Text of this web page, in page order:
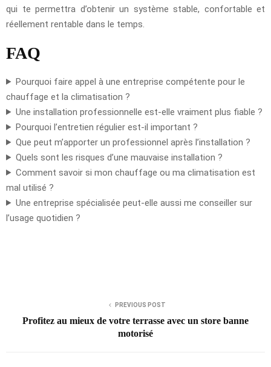
qui te permettra d’obtenir un système stable, confortable et
réellement rentable dans le temps.
FAQ
Pourquoi faire appel à une entreprise compétente pour le
chauffage et la climatisation ?
Une installation professionnelle est-elle vraiment plus fiable ?
Pourquoi l’entretien régulier est-il important ?
Que peut m’apporter un professionnel après l’installation ?
Quels sont les risques d’une mauvaise installation ?
Comment savoir si mon chauffage ou ma climatisation est
mal utilisé ?
Une entreprise spécialisée peut-elle aussi me conseiller sur
l’usage quotidien ?
PREVIOUS POST
Profitez au mieux de votre terrasse avec un store banne
motorisé